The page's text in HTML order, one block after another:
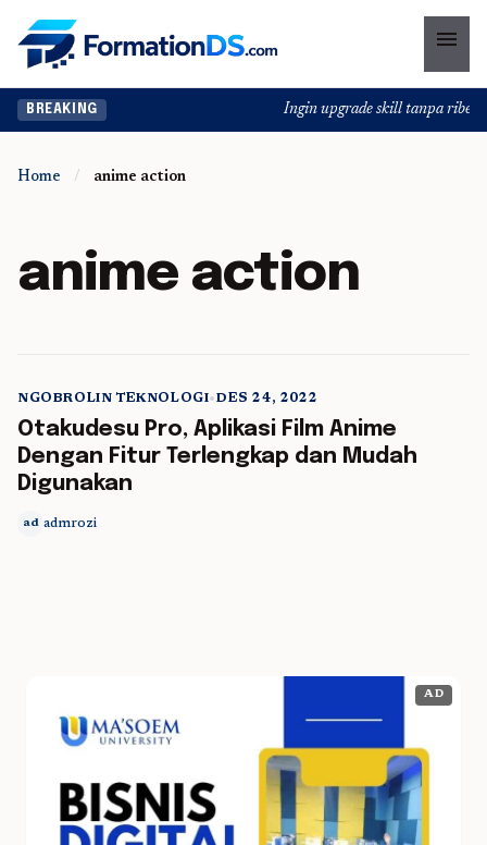
menu
BREAKING Ingin upgrade skill tanpa ribet?
Home / anime action
anime action
NGOBROLIN TEKNOLOGI•DES 24, 2022
Otakudesu Pro, Aplikasi Film Anime
Dengan Fitur Terlengkap dan Mudah
Digunakan
ad admrozi
AD